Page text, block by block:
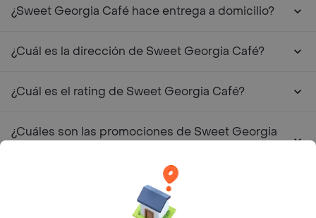
¿Sweet Georgia Café hace entrega a domicilio?
¿Cuál es la dirección de Sweet Georgia Café?
¿Cuál es el rating de Sweet Georgia Café?
¿Cuáles son las promociones de Sweet Georgia
Restaurantes similares a Sweet Georgia Café - Belen